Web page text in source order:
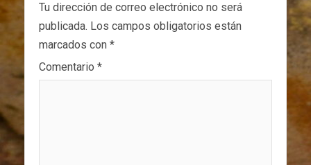
Tu dirección de correo electrónico no será
publicada. Los campos obligatorios están
marcados con *
Comentario *